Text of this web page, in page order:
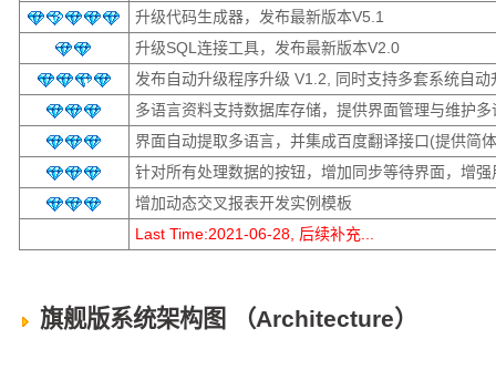
升级代码生成器，发布最新版本V5.1
升级SQL连接工具，发布最新版本V2.0
发布自动升级程序升级 V1.2, 同时支持多套系统自动
多语言资料支持数据库存储，提供界面管理与维护多
界面自动提取多语言，并集成百度翻译接口(提供简
针对所有处理数据的按钮，增加同步等待界面，增强
增加动态交叉报表开发实例模板
Last Time:2021-06-28, 后续补充...
旗舰版系统架构图 （Architecture）